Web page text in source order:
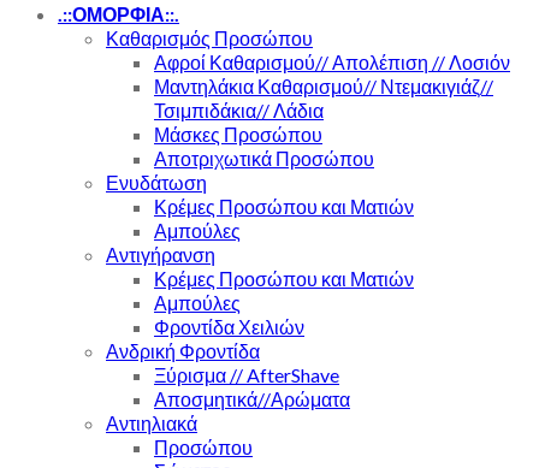
.::ΟΜΟΡΦΙΑ::.
Καθαρισμός Προσώπου
Αφροί Καθαρισμού// Απολέπιση // Λοσιόν
Μαντηλάκια Καθαρισμού// Ντεμακιγιάζ//
Τσιμπιδάκια// Λάδια
Μάσκες Προσώπου
Αποτριχωτικά Προσώπου
Ενυδάτωση
Κρέμες Προσώπου και Ματιών
Αμπούλες
Αντιγήρανση
Κρέμες Προσώπου και Ματιών
Αμπούλες
Φροντίδα Χειλιών
Ανδρική Φροντίδα
Ξύρισμα // AfterShave
Αποσμητικά//Αρώματα
Αντιηλιακά
Προσώπου